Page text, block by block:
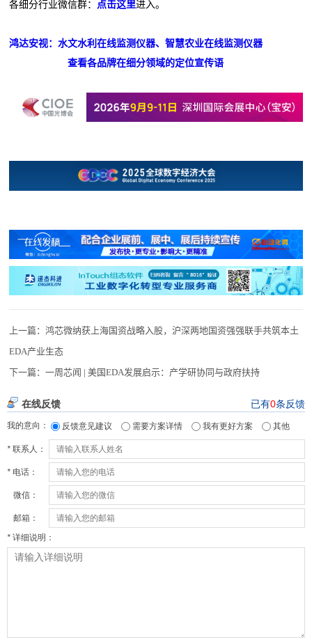
各细分行业微信群： 点击这里进入。
鸿达安视：水文水利在线监测仪器、智慧农业在线监测仪器
查看各品牌在细分领域的定位宣传语
上一篇：鸿芯微纳获上海国资战略入股，沪深两地国资强强联手共筑本土
EDA产业生态
下一篇：一周芯闻 | 美国EDA发展启示：产学研协同与政府扶持